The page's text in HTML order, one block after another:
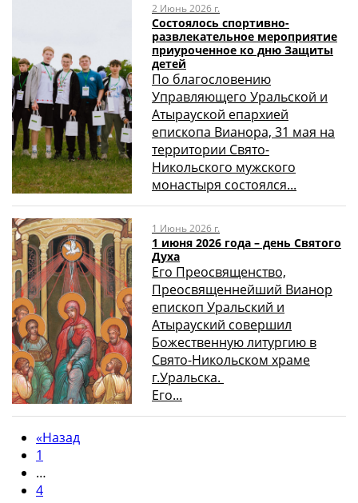
2 Июнь 2026 г.
Состоялось спортивно-
развлекательное мероприятие
приуроченное ко дню Защиты
детей
По благословению
Управляющего Уральской и
Атырауской епархией
епископа Вианора, 31 мая на
территории Свято-
Никольского мужского
монастыря состоялся...
1 Июнь 2026 г.
1 июня 2026 года – день Святого
Духа
Его Преосвященство,
Преосвященнейший Вианор
епископ Уральский и
Атырауский совершил
Божественную литургию в
Свято-Никольском храме
г.Уральска.
Его...
«Назад
1
…
4